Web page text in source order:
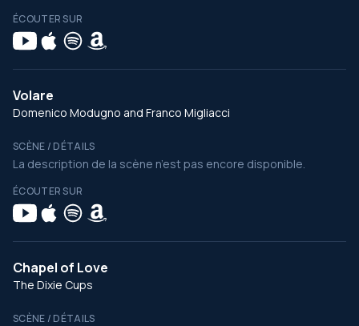
ÉCOUTER SUR
Volare
Domenico Modugno and Franco Migliacci
SCÈNE / DÉTAILS
La description de la scène n’est pas encore disponible.
ÉCOUTER SUR
Chapel of Love
The Dixie Cups
SCÈNE / DÉTAILS